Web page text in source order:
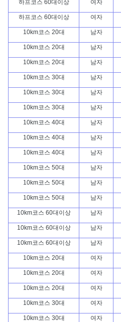
하프코스 60대이상 여자
하프코스 60대이상 여자
10km코스 20대 남자
10km코스 20대 남자
10km코스 20대 남자
10km코스 30대 남자
10km코스 30대 남자
10km코스 30대 남자
10km코스 40대 남자
10km코스 40대 남자
10km코스 40대 남자
10km코스 50대 남자
10km코스 50대 남자
10km코스 50대 남자
10km코스 60대이상 남자
10km코스 60대이상 남자
10km코스 60대이상 남자
10km코스 20대 여자
10km코스 20대 여자
10km코스 20대 여자
10km코스 30대 여자
10km코스 30대 여자